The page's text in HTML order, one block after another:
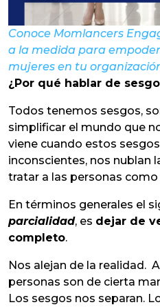
Conoce Momlancers
a la medida para
mujeres en tu
¿Por qué hablar de
Todos tenemos sesgos,
simplificar el mundo que
viene cuando estos
inconscientes, nos nublan
tratar a las personas
En términos generales el
parcialidad, es dejar de
completo.
Nos alejan de la realidad.
personas son de cierta
Los sesgos nos separan.